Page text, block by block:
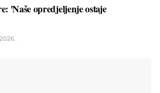
'Naše opredjeljenje ostaje